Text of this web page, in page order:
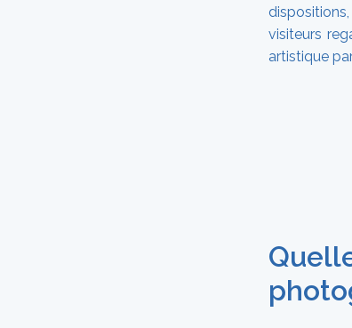
visiteurs
artistique